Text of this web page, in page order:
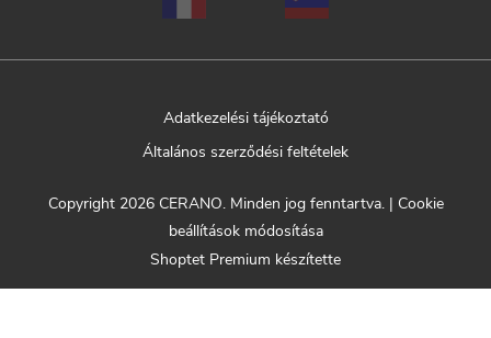
Adatkezelési tájékoztató
Általános szerződési feltételek
Shoptet Premium készítette
Copyright 2026 CERANO. Minden jog fenntartva. | Cookie
beállítások módosítása